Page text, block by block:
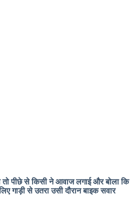
पीछे से किसी ने आवाज लगाई और बोला कि
से उतरा उसी दौरान बाइक सवार